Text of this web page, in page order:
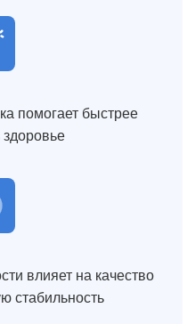
помогает быстрее
здоровье
влияет на качество
стабильность